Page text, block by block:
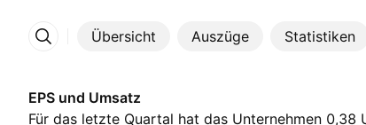
Übersicht Auszüge Statistiken
Mehr
EPS und Umsatz
Für das letzte Quartal hat das Unternehmen 0,38